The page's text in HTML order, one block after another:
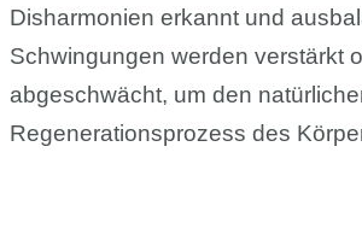
Disharmonien erkannt und
Schwingungen werden verstärkt
abgeschwächt, um den
Regenerationsprozess des